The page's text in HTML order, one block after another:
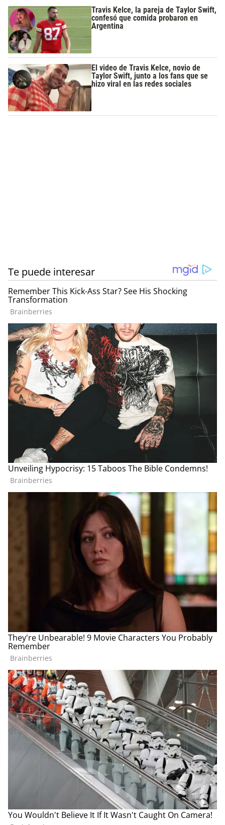
Travis Kelce, la pareja de Taylor Swift,
confesó que comida probaron en
Argentina
El video de Travis Kelce, novio de
Taylor Swift, junto a los fans que se
hizo viral en las redes sociales